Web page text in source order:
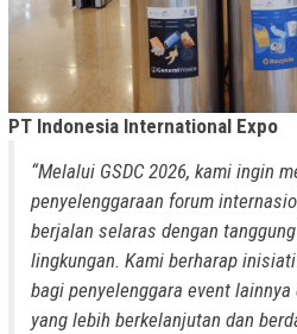
PT Indonesia International Expo
“Melalui GSDC 2026, kami ingin
penyelenggaraan forum
berjalan selaras dengan
lingkungan. Kami berharap
bagi penyelenggara event
yang lebih berkelanjutan dan